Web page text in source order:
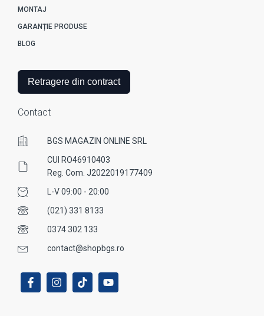
MONTAJ
GARANȚIE PRODUSE
BLOG
Retragere din contract
Contact
BGS MAGAZIN ONLINE SRL
CUI RO46910403
Reg. Com. J2022019177409
L-V 09:00 - 20:00
(021) 331 8133
0374 302 133
contact@shopbgs.ro